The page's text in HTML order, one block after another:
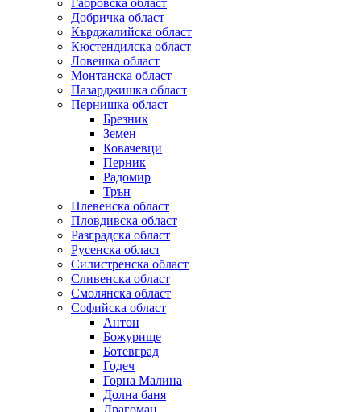
Габровска област
Добричка област
Кърджалийска област
Кюстендилска област
Ловешка област
Монтанска област
Пазарджишка област
Пернишка област
Брезник
Земен
Ковачевци
Перник
Радомир
Трън
Плевенска област
Пловдивска област
Разградска област
Русенска област
Силистренска област
Сливенска област
Смолянска област
Софийска област
Антон
Божурище
Ботевград
Годеч
Горна Малина
Долна баня
Драгоман